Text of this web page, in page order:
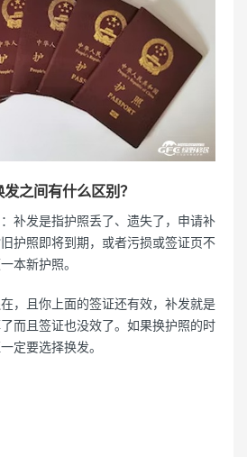
之间有什么区别？
补发是指护照丢了、遗失了，申请补
护照即将到期，或者污损或签证页不
本新护照。
，且你上面的签证还有效，补发就是
而且签证也没效了。如果换护照的时
定要选择换发。